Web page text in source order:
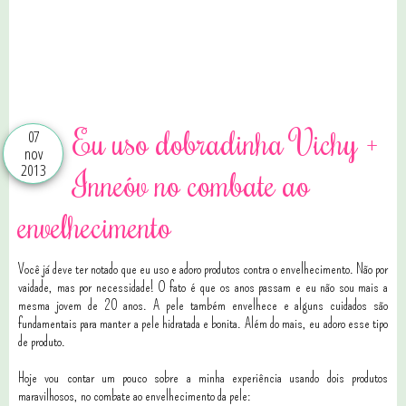
07
nov
2013
Eu uso dobradinha Vichy +
Inneóv no combate ao
envelhecimento
Você já deve ter notado que eu uso e adoro produtos contra o envelhecimento. Não por
vaidade, mas por necessidade! O fato é que os anos passam e eu não sou mais a
mesma jovem de 20 anos. A pele também envelhece e alguns cuidados são
fundamentais para manter a pele hidratada e bonita. Além do mais, eu adoro esse tipo
de produto.
Hoje vou contar um pouco sobre a minha experiência usando dois produtos
maravilhosos, no combate ao envelhecimento da pele: